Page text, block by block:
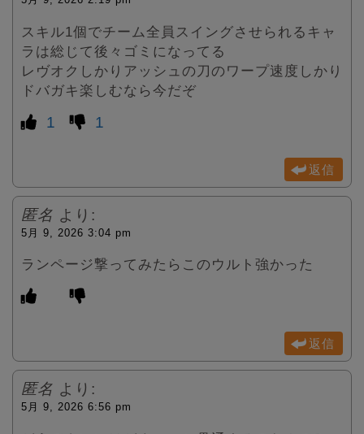
スキル1個でチーム全員スイングさせられるキャ
ラは総じて後々ゴミになってる
レヴオクしかりアッシュの刀のワープ速度しかり
ドバガキ楽しむなら今だぞ
1 1
返信
匿名 より:
5月 9, 2026 3:04 pm
ランページ撃ってみたらこのウルト強かった
返信
匿名 より:
5月 9, 2026 6:56 pm